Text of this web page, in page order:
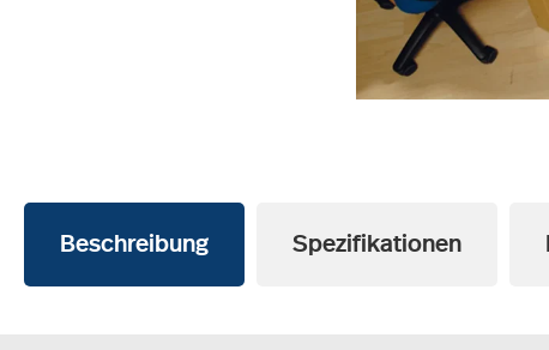
Beschreibung Spezifikationen